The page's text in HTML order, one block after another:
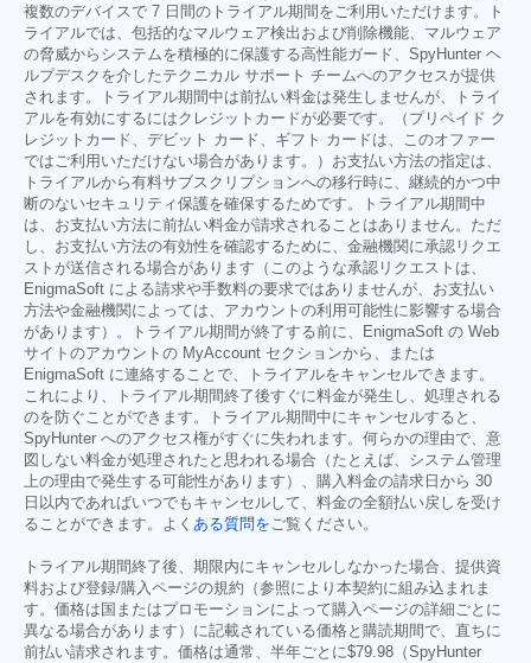
複数のデバイスで 7 日間のトライアル期間をご利用いただけます。ト
ライアルでは、包括的なマルウェア検出および削除機能、マルウェア
の脅威からシステムを積極的に保護する高性能ガード、SpyHunter ヘ
ルプデスクを介したテクニカル サポート チームへのアクセスが提供
されます。トライアル期間中は前払い料金は発生しませんが、トライ
アルを有効にするにはクレジットカードが必要です。（プリペイド ク
レジットカード、デビット カード、ギフト カードは、このオファー
ではご利用いただけない場合があります。）お支払い方法の指定は、
トライアルから有料サブスクリプションへの移行時に、継続的かつ中
断のないセキュリティ保護を確保するためです。トライアル期間中
は、お支払い方法に前払い料金が請求されることはありません。ただ
し、お支払い方法の有効性を確認するために、金融機関に承認リクエ
ストが送信される場合があります（このような承認リクエストは、
EnigmaSoft による請求や手数料の要求ではありませんが、お支払い
方法や金融機関によっては、アカウントの利用可能性に影響する場合
があります）。トライアル期間が終了する前に、EnigmaSoft の Web
サイトのアカウントの MyAccount セクションから、または
EnigmaSoft に連絡することで、トライアルをキャンセルできます。
これにより、トライアル期間終了後すぐに料金が発生し、処理される
のを防ぐことができます。トライアル期間中にキャンセルすると、
SpyHunter へのアクセス権がすぐに失われます。何らかの理由で、意
図しない料金が処理されたと思われる場合（たとえば、システム管理
上の理由で発生する可能性があります）、購入料金の請求日から 30
日以内であればいつでもキャンセルして、料金の全額払い戻しを受け
ることができます。よく ある質問を ご覧ください。
トライアル期間終了後、期限内にキャンセルしなかった場合、提供資
料および登録/購入ページの規約（参照により本契約に組み込まれま
す。価格は国またはプロモーションによって購入ページの詳細ごとに
異なる場合があります）に記載されている価格と購読期間で、直ちに
前払い請求されます。価格は通常、半年ごとに$79.98 （SpyHunter